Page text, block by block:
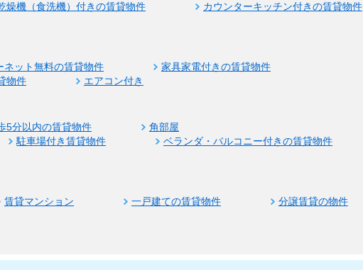
燥機（食洗機）付きの賃貸物件
カウンターキッチン付きの賃貸物件
ネット無料の賃貸物件
家具家電付きの賃貸物件
物件 エアコン付き
5分以内の賃貸物件
角部屋
駐車場付き賃貸物件
ベランダ・バルコニー付きの賃貸物件
賃貸マンション 一戸建ての賃貸物件
分譲賃貸の物件